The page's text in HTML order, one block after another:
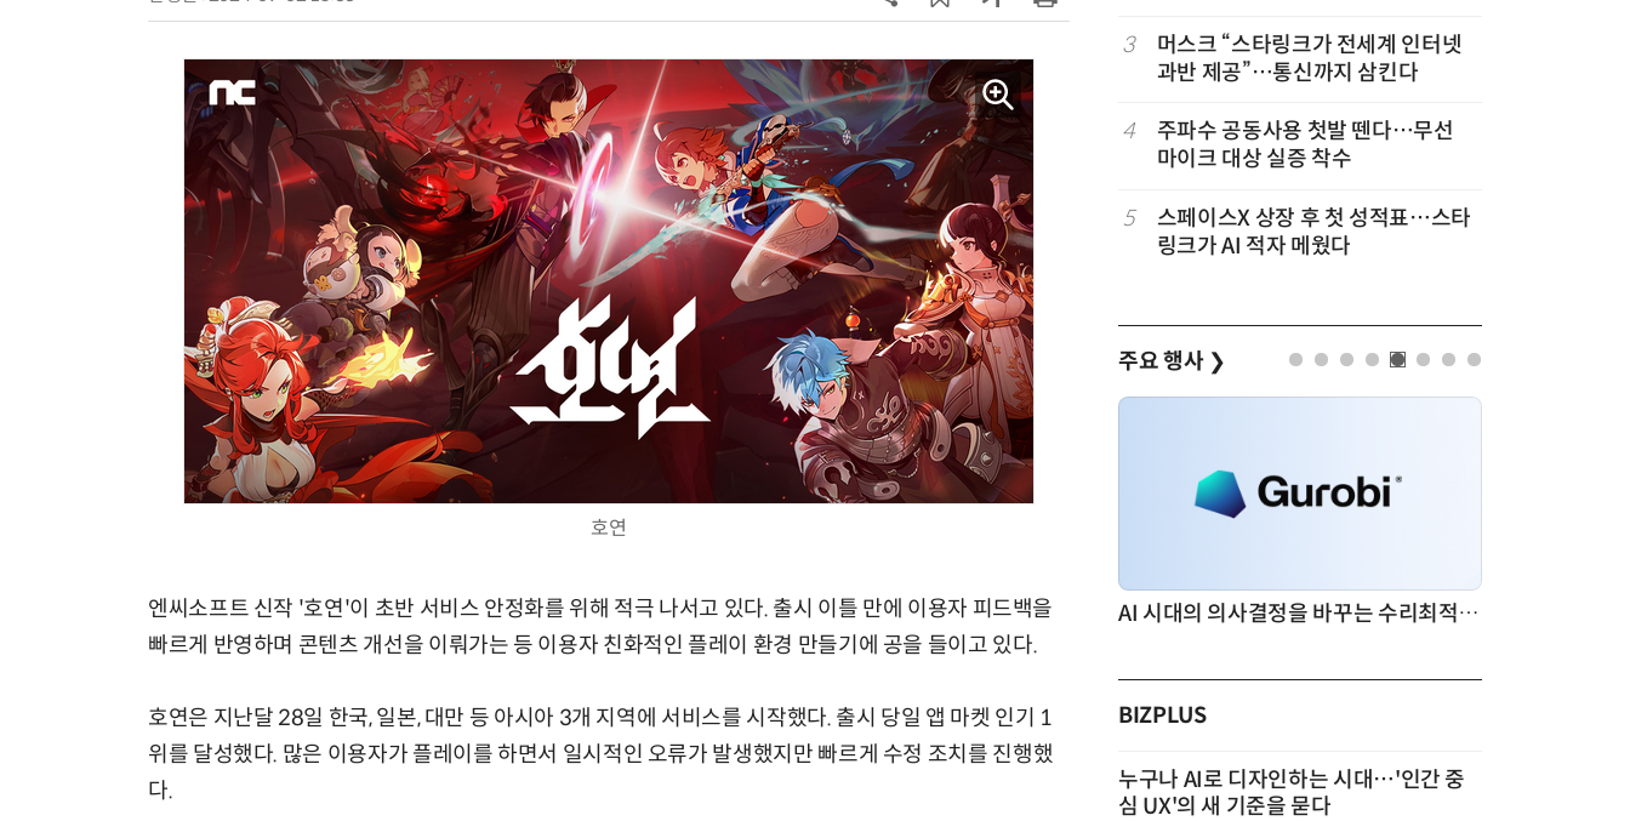
호연
엔씨소프트 신작 '호연'이 초반 서비스 안정화를 위해 적극 나서고 있다. 출시 이틀 만에 이용자 피드백을
빠르게 반영하며 콘텐츠 개선을 이뤄가는 등 이용자 친화적인 플레이 환경 만들기에 공을 들이고 있다.
호연은 지난달 28일 한국, 일본, 대만 등 아시아 3개 지역에 서비스를 시작했다. 출시 당일 앱 마켓 인기 1
위를 달성했다. 많은 이용자가 플레이를 하면서 일시적인 오류가 발생했지만 빠르게 수정 조치를 진행했
다.
달 없이 단계적 확장”
9
국산 AI 반도체로 피지컬 AI 실증…
올해 600억 투입
10 30년 만의 개편... '이달의 우수게
임'에서 '올해의 우수게임'으로
3
머스크 “스타링크가 전세계 인터넷
과반 제공”…통신까지 삼킨다
4
주파수 공동사용 첫발 뗀다…무선
마이크 대상 실증 착수
5
스페이스X 상장 후 첫 성적표…스타
링크가 AI 적자 메웠다
주요 행사 ❯
체계화 된 데이터가 곧 AI 시대의 경쟁력이다 현업에서 바로 쓰는 "하네스 엔지니어링" 실습 교육 AI 시대의 의사결정을 바꾸는 수리최적화(Optimization): 실제 산업 적용 사례와 활용 전략
BIZPLUS
누구나 AI로 디자인하는 시대…'인간 중
심 UX'의 새 기준을 묻다